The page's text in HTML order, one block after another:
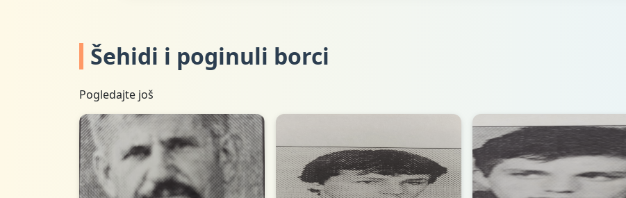
Šehidi i poginuli borci
Pogledajte još